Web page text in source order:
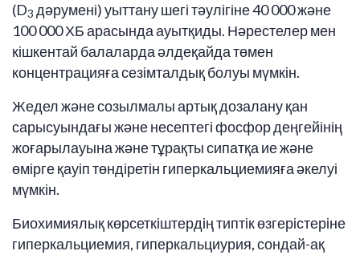
(D3 дәрумені) уыттану шегі тәулігіне 40 000 және
100 000 ХБ арасында ауытқиды. Нәрестелер мен
кішкентай балаларда әлдеқайда төмен
концентрацияға сезімталдық болуы мүмкін.
Жедел және созылмалы артық дозалану қан
сарысуындағы және несептегі фосфор деңгейінің
жоғарылауына және тұрақты сипатқа ие және
өмірге қауіп төндіретін гиперкальциемияға әкелуі
мүмкін.
Биохимиялық көрсеткіштердің типтік өзгерістеріне
гиперкальциемия, гиперкальциурия, сондай-ақ